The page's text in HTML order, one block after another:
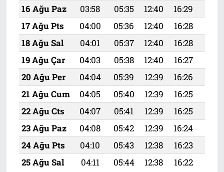
16 Ağu Paz
03:58 05:35 12:40 16:29
17 Ağu Pts
04:00 05:36 12:40 16:28
18 Ağu Sal
04:01 05:37 12:40 16:28
19 Ağu Çar
04:03 05:38 12:40 16:27
20 Ağu Per
04:04 05:39 12:39 16:26
21 Ağu Cum
04:05 05:40 12:39 16:25
22 Ağu Cts
04:07 05:41 12:39 16:25
23 Ağu Paz
04:08 05:42 12:39 16:24
24 Ağu Pts
04:10 05:43 12:38 16:23
25 Ağu Sal
04:11 05:44 12:38 16:22